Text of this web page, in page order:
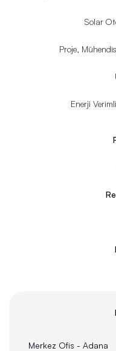
Merkez Ofis - Adana
Solar
Proje,
Enerji